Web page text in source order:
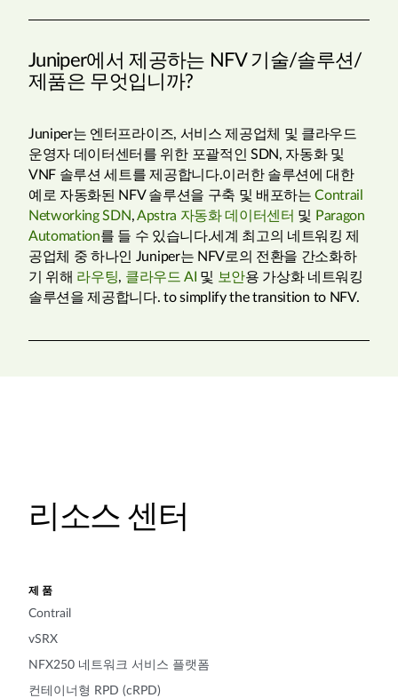
Juniper에서 제공하는 NFV 기술/솔루션/
제품은 무엇입니까?
Juniper는 엔터프라이즈, 서비스 제공업체 및 클라우드
운영자 데이터센터를 위한 포괄적인 SDN, 자동화 및
VNF 솔루션 세트를 제공합니다.이러한 솔루션에 대한
예로 자동화된 NFV 솔루션을 구축 및 배포하는Contrail
Networking SDN,Apstra 자동화 데이터센터 및 Paragon
Automation를 들 수 있습니다.세계 최고의 네트워킹 제
공업체 중 하나인 Juniper는 NFV로의 전환을 간소화하
기 위해 라우팅, 클라우드 AI 및 보안용 가상화 네트워킹
솔루션을 제공합니다. to simplify the transition to NFV.
리소스 센터
제품
Contrail
vSRX
NFX250 네트워크 서비스 플랫폼
컨테이너형 RPD (cRPD)